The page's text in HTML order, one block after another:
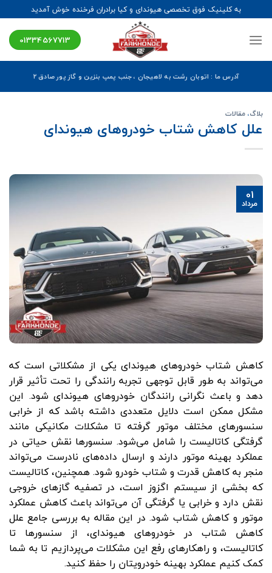
to
content
به کلینیک فوق تخصصی هیوندای و کیا برادران فرخنده خوش آمدید
01334567713
آدرس ما : اتوبان رشت به لاهیجان ، جنب پمپ بنزین و گاز پور صادق ۲
بلاگ، مقالات
علل کاهش شتاب خودروهای هیوندای
01
مرداد
کاهش شتاب خودروهای هیوندای یکی از مشکلاتی است که
می‌تواند به طور قابل توجهی تجربه رانندگی را تحت تأثیر قرار
دهد و باعث نگرانی رانندگان خودروهای هیوندای شود. این
مشکل ممکن است دلایل متعددی داشته باشد که از خرابی
سنسورهای مختلف موتور گرفته تا مشکلات مکانیکی مانند
گرفتگی کاتالیست را شامل می‌شود. سنسورها نقش حیاتی در
عملکرد بهینه موتور دارند و ارسال داده‌های نادرست می‌تواند
منجر به کاهش قدرت و شتاب خودرو شود. همچنین، کاتالیست
که بخشی از سیستم اگزوز است، در تصفیه گازهای خروجی
نقش دارد و خرابی یا گرفتگی آن می‌تواند باعث کاهش عملکرد
موتور و کاهش شتاب شود. در این مقاله به بررسی جامع علل
کاهش شتاب در خودروهای هیوندای، از سنسورها تا
کاتالیست، و راهکارهای رفع این مشکلات می‌پردازیم تا به شما
کمک کنیم عملکرد بهینه خودرویتان را حفظ کنید.